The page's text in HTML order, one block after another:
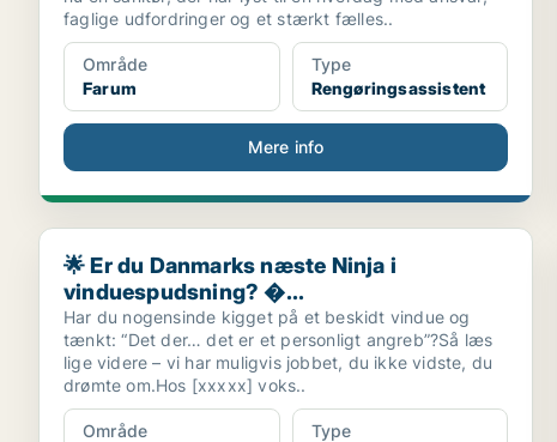
faglige udfordringer og et stærkt fælles..
Område
Farum
Type
Rengøringsassistent
Mere info
🌟 Er du Danmarks næste Ninja i vinduespudsning? �...
🌟 Er du Danmarks næste Ninja i
vinduespudsning? �...
Har du nogensinde kigget på et beskidt vindue og
tænkt: “Det der… det er et personligt angreb”?Så læs
lige videre – vi har muligvis jobbet, du ikke vidste, du
drømte om.Hos [xxxxx] voks..
Område
Type